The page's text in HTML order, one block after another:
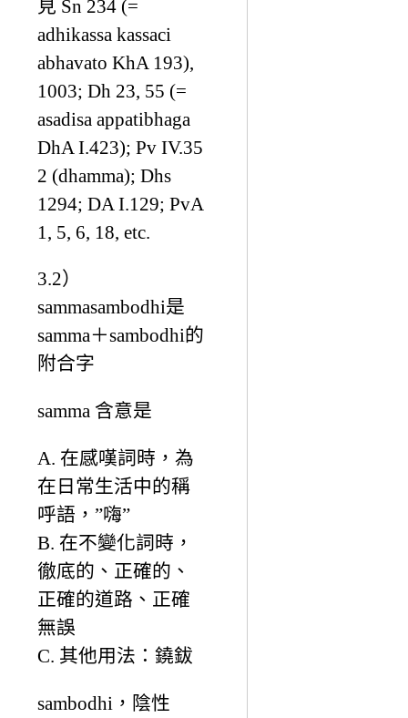
見 Sn 234 (=
adhikassa kassaci
abhavato KhA 193),
1003; Dh 23, 55 (=
asadisa appatibhaga
DhA I.423); Pv IV.35
2 (dhamma); Dhs
1294; DA I.129; PvA
1, 5, 6, 18, etc.
3.2）
sammasambodhi是
samma＋sambodhi的
附合字
samma 含意是
A. 在感嘆詞時，為
在日常生活中的稱
呼語，”嗨”
B. 在不變化詞時，
徹底的、正確的、
正確的道路、正確
無誤
C. 其他用法：鐃鈸
sambodhi，陰性